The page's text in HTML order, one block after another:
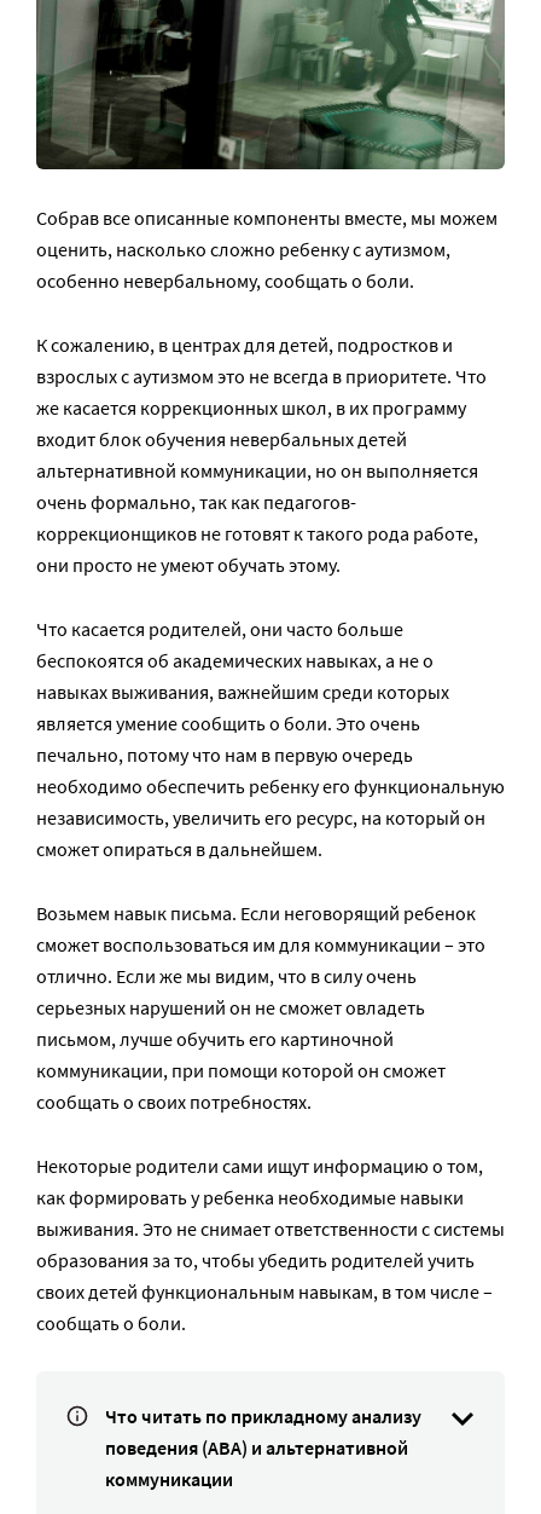
Собрав все описанные компоненты вместе, мы можем
оценить, насколько сложно ребенку с аутизмом,
особенно невербальному, сообщать о боли.
К сожалению, в центрах для детей, подростков и
взрослых с аутизмом это не всегда в приоритете. Что
же касается коррекционных школ, в их программу
входит блок обучения невербальных детей
альтернативной коммуникации, но он выполняется
очень формально, так как педагогов-
коррекционщиков не готовят к такого рода работе,
они просто не умеют обучать этому.
Что касается родителей, они часто больше
беспокоятся об академических навыках, а не о
навыках выживания, важнейшим среди которых
является умение сообщить о боли. Это очень
печально, потому что нам в первую очередь
необходимо обеспечить ребенку его функциональную
независимость, увеличить его ресурс, на который он
сможет опираться в дальнейшем.
Возьмем навык письма. Если неговорящий ребенок
сможет воспользоваться им для коммуникации – это
отлично. Если же мы видим, что в силу очень
серьезных нарушений он не сможет овладеть
письмом, лучше обучить его картиночной
коммуникации, при помощи которой он сможет
сообщать о своих потребностях.
Некоторые родители сами ищут информацию о том,
как формировать у ребенка необходимые навыки
выживания. Это не снимает ответственности с системы
образования за то, чтобы убедить родителей учить
своих детей функциональным навыкам, в том числе –
сообщать о боли.
Что читать по прикладному анализу
поведения (АВА) и альтернативной
коммуникации